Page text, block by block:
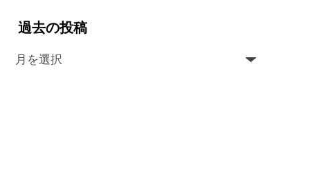
過去の投稿